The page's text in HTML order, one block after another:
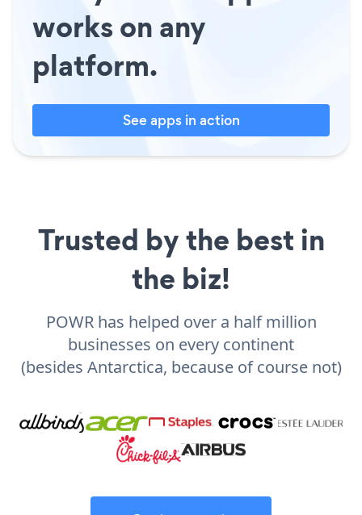
works on any
platform.
See apps in action
Trusted by the best in
the biz!
POWR has helped over a half million
businesses on every continent
(besides Antarctica, because of course not)